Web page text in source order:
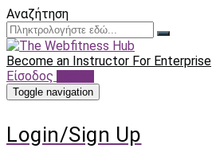
Αναζήτηση
Become an Instructor For Enterprise
Είσοδος
Toggle navigation
Login/Sign Up